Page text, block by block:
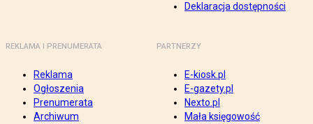
Deklaracja dostępności
REKLAMA I PRENUMERATA
Reklama
Ogłoszenia
Prenumerata
Archiwum
PARTNERZY
E-kiosk.pl
E-gazety.pl
Nexto.pl
Mała księgowość